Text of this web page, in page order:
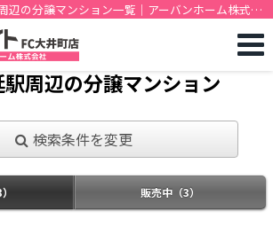
辺の分譲マンション一覧｜アーバンホーム株式会
周辺の分譲マンション
検索条件を変更
販売中（3）